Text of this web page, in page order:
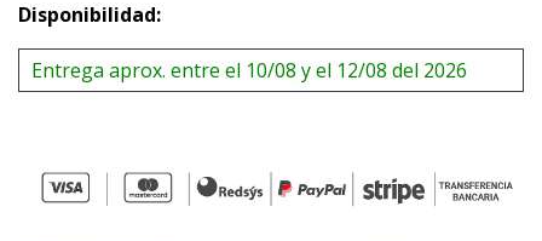
Disponibilidad:
Entrega aprox. entre el 10/08 y el 12/08 del 2026